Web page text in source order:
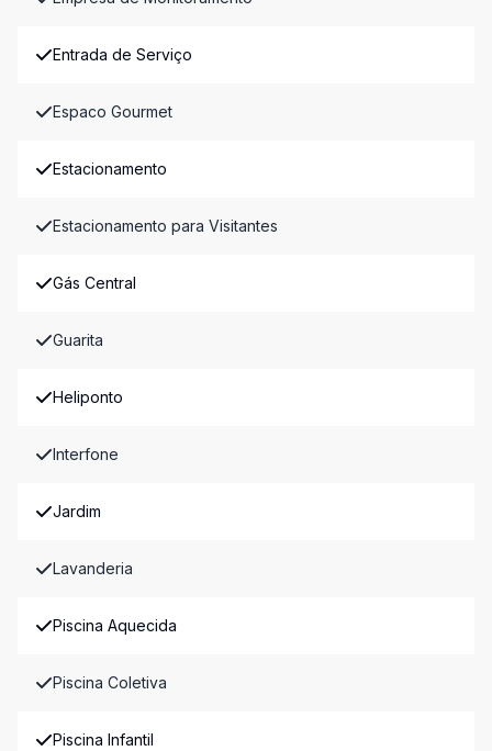
Entrada de Serviço
Espaco Gourmet
Estacionamento
Estacionamento para Visitantes
Gás Central
Guarita
Heliponto
Interfone
Jardim
Lavanderia
Piscina Aquecida
Piscina Coletiva
Piscina Infantil